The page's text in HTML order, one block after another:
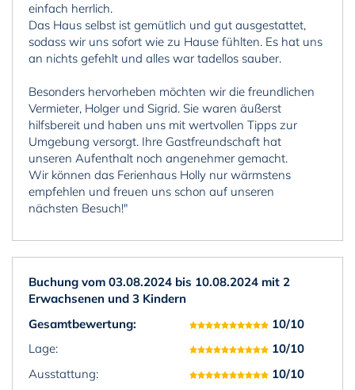
einfach herrlich.
Das Haus selbst ist gemütlich und gut ausgestattet,
sodass wir uns sofort wie zu Hause fühlten. Es hat uns
an nichts gefehlt und alles war tadellos sauber.
Besonders hervorheben möchten wir die freundlichen
Vermieter, Holger und Sigrid. Sie waren äußerst
hilfsbereit und haben uns mit wertvollen Tipps zur
Umgebung versorgt. Ihre Gastfreundschaft hat
unseren Aufenthalt noch angenehmer gemacht.
Wir können das Ferienhaus Holly nur wärmstens
empfehlen und freuen uns schon auf unseren
nächsten Besuch!"
Buchung vom 03.08.2024 bis 10.08.2024 mit 2
Erwachsenen und 3 Kindern
Gesamtbewertung:
10/10
Lage:
10/10
Ausstattung:
10/10